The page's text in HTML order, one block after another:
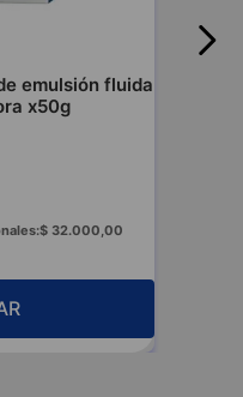
emulsión fluida
x50g
$ 32.000,00